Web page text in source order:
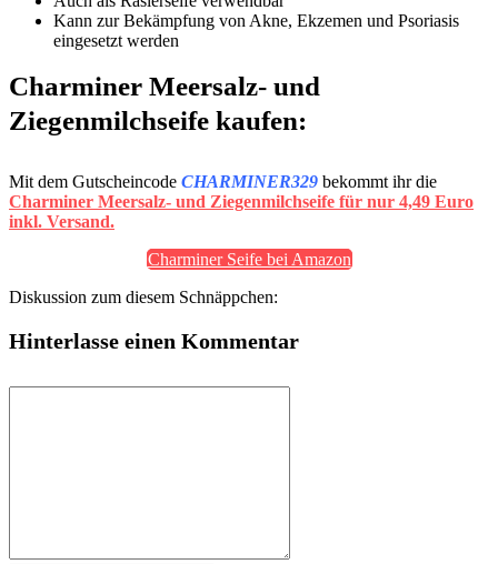
Kann zur Bekämpfung von Akne, Ekzemen und Psoriasis
eingesetzt werden
Charminer Meersalz- und
Ziegenmilchseife kaufen:
Mit dem Gutscheincode CHARMINER329 bekommt ihr die
Charminer Meersalz- und Ziegenmilchseife für nur 4,49 Euro
inkl. Versand.
Charminer Seife bei Amazon
Diskussion zum diesem Schnäppchen:
Hinterlasse einen Kommentar